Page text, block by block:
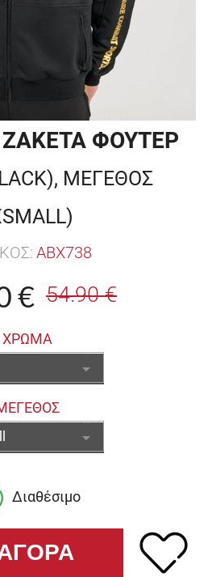
ΖΑΚΕΤΑ ΦΟΥΤΕΡ
ΜΕΓΕΘΟΣ
ABX738
€ 54.90 €
ΧΡΩΜΑ
Διαθέσιμο